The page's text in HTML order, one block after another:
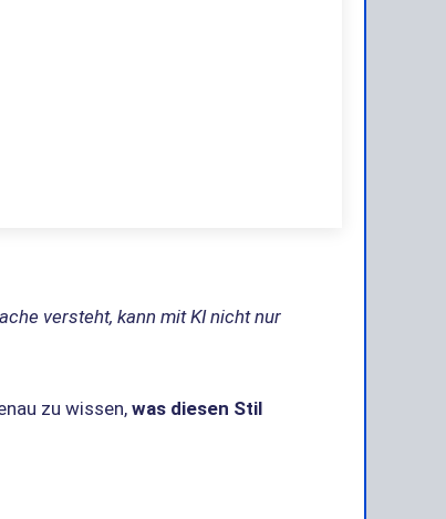
versteht, kann mit KI nicht nur
zu wissen, was diesen Stil